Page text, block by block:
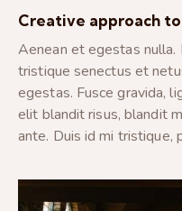
Creative approach
Aenean et egestas
tristique senectus et
egestas. Fusce gravida,
elit blandit risus, blandit
ante. Duis id mi tristique,